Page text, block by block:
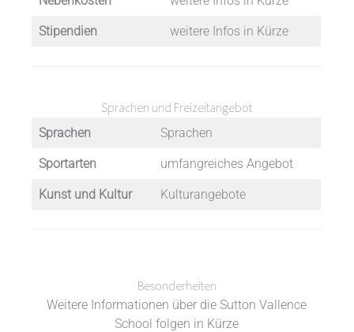
Stipendien weitere Infos in Kürze
Sprachen und Freizeitangebot
Sprachen Sprachen
Sportarten umfangreiches Angebot
Kunst und Kultur Kulturangebote
Besonderheiten
Weitere Informationen über die Sutton Vallence
School folgen in Kürze